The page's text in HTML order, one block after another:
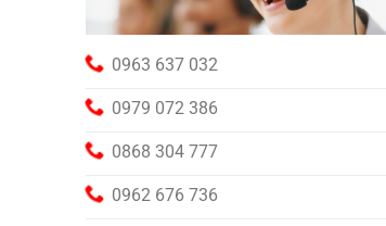
0963 637 032
0979 072 386
0868 304 777
0962 676 736